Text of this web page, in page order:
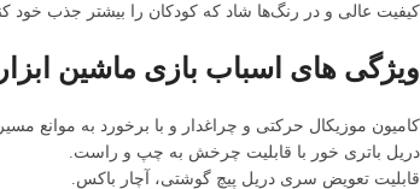
کیفیت عالی و در رنگ‌ها شاد که کودکان را بیشتر جذب خود
ویژگی های اسباب بازی ماشین
کامیون موزیکال حرکتی و چراغدار و با برخورد به موانع مسیر
دریل باتری خور با قابلیت چرخش به چپ و راست.
قابلیت تعویض سری دریل پیچ گوشتی، آچار باکس.